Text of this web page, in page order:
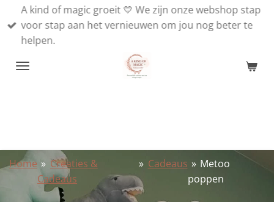
direct
naar
A kind of magic groeit 💛 We zijn onze webshop stap
voor stap aan het vernieuwen om jou nog beter te
helpen.
Home » Creaties &
Cadeaus
» Cadeaus » Metoo
poppen